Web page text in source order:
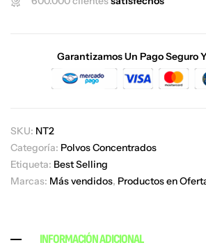
Garantizamos Un Pago Seguro
SKU: NT2
Categoría: Polvos Concentrados
Etiqueta: Best Selling
Marcas: Más vendidos, Productos en
INFORMACIÓN ADICIONAL